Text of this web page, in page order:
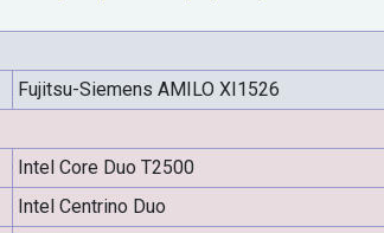
Fujitsu-Siemens AMILO XI1526
Intel Core Duo T2500
Intel Centrino Duo